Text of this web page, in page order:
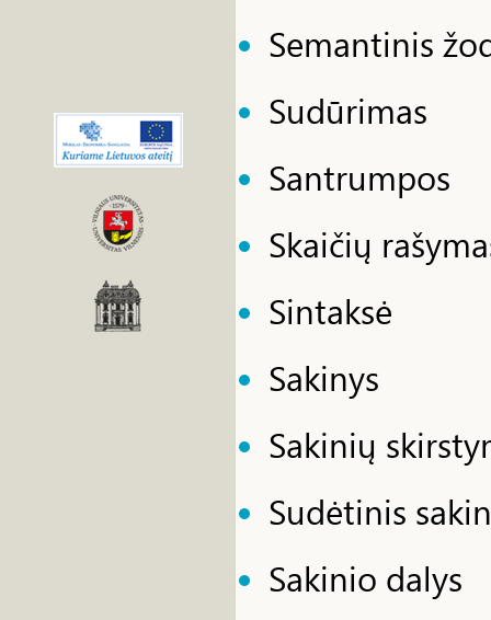
Semantinis
Sudūrimas
Santrumpos
Skaičių
Sintaksė
Sakinys
Sakinių
Sudėtinis
Sakinio dalys